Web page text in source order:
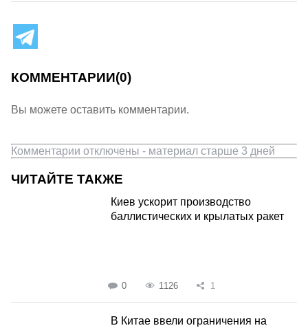
КОММЕНТАРИИ(0)
Вы можете оставить комментарии.
Комментарии отключены - материал старше 3 дней
ЧИТАЙТЕ ТАКЖЕ
Киев ускорит производство
баллистических и крылатых ракет
0 1126 1
В Китае ввели ограничения на